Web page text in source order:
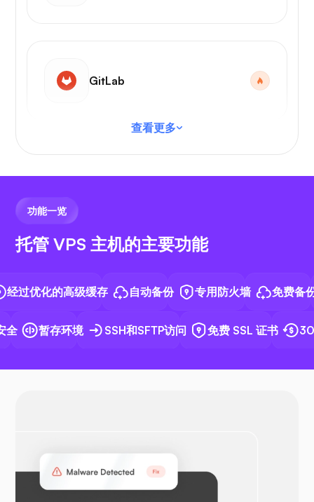
GitLab
VS 代码
Docker
OpenVPN
查看更多
功能一览
托管 VPS 主机的主要功能
优化的高级缓存 自动备份 专用防火墙 免费备份
暂存环境 SSH和SFTP访问 免费 SSL 证书 30天